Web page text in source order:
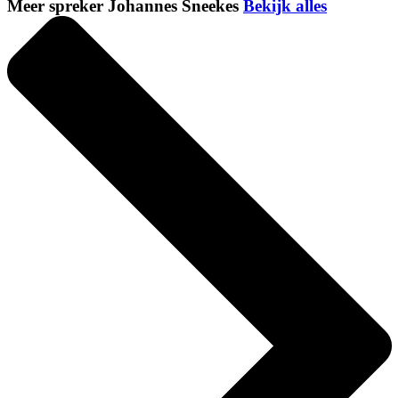
Meer spreker Johannes Sneekes Bekijk alles